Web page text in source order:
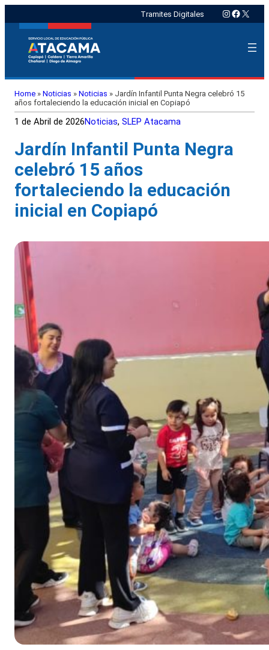
Tramites Digitales Instagram
X
Home » Noticias » Noticias » Jardín Infantil Punta Negra celebró 15
años fortaleciendo la educación inicial en Copiapó
1 de Abril de 2026Noticias, SLEP Atacama
Jardín Infantil Punta Negra
celebró 15 años
fortaleciendo la educación
inicial en Copiapó